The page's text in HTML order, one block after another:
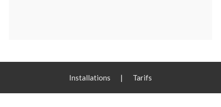
Installations | Tarifs